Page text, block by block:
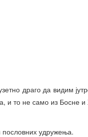
драго да видим
и то не само из Босне
пословних удружења.